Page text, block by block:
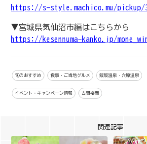
https://s-style.machico.mu/pickup/
▼宮城県気仙沼市編はこちらから
https://kesennuma-kanko.jp/
旬のおすすめ 食事・ご当地グルメ 飯坂温泉・穴原温泉
イベント・キャンペーン情報 古関裕而
関連記事